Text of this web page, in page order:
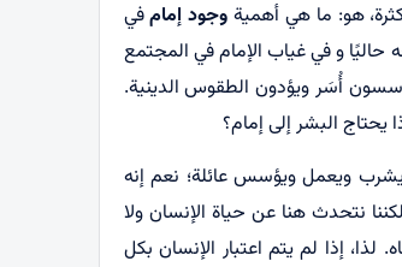
هو: ما هي أهمية وجود إمامفي
حاليًا و في غياب الإمام في المجتمع
أُسَر ويؤدون الطقوس الدينية.
البشر إلى إمام؟
ويعمل ويؤسس عائلة؛ نعم إنه
نتحدث هنا عن حياة الإنسان ولا
لذا، إذا لم يتم اعتبار الإنسان بكل